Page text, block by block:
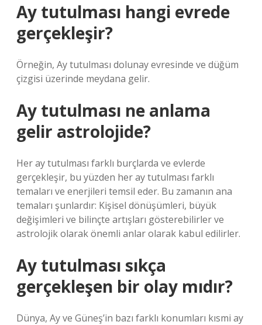
Ay tutulması hangi evrede
gerçekleşir?
Örneğin, Ay tutulması dolunay evresinde ve düğüm
çizgisi üzerinde meydana gelir.
Ay tutulması ne anlama
gelir astrolojide?
Her ay tutulması farklı burçlarda ve evlerde
gerçekleşir, bu yüzden her ay tutulması farklı
temaları ve enerjileri temsil eder. Bu zamanın ana
temaları şunlardır: Kişisel dönüşümleri, büyük
değişimleri ve bilinçte artışları gösterebilirler ve
astrolojik olarak önemli anlar olarak kabul edilirler.
Ay tutulması sıkça
gerçekleşen bir olay mıdır?
Dünya, Ay ve Güneş’in bazı farklı konumları kısmi ay